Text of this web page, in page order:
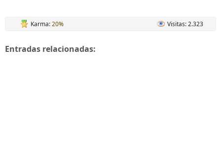
Karma:20% Visitas: 2.323
Entradas relacionadas: